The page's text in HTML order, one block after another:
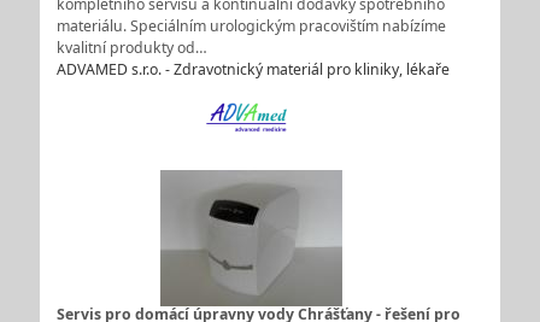
materiálu. Speciálním urologickým pracovištím nabízíme
kvalitní produkty od…
ADVAMED s.r.o. - Zdravotnický materiál pro kliniky, lékaře
Servis pro domácí úpravny vody Chrášťany - řešení pro